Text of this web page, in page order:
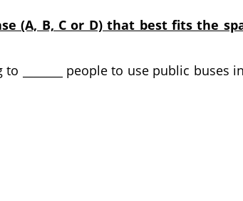
(A, B, C or D) that best fits the
_______ people to use public buses